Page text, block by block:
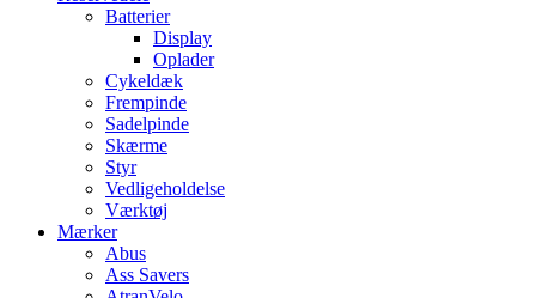
Batterier
Display
Oplader
Cykeldæk
Frempinde
Sadelpinde
Skærme
Styr
Vedligeholdelse
Værktøj
Mærker
Abus
Ass Savers